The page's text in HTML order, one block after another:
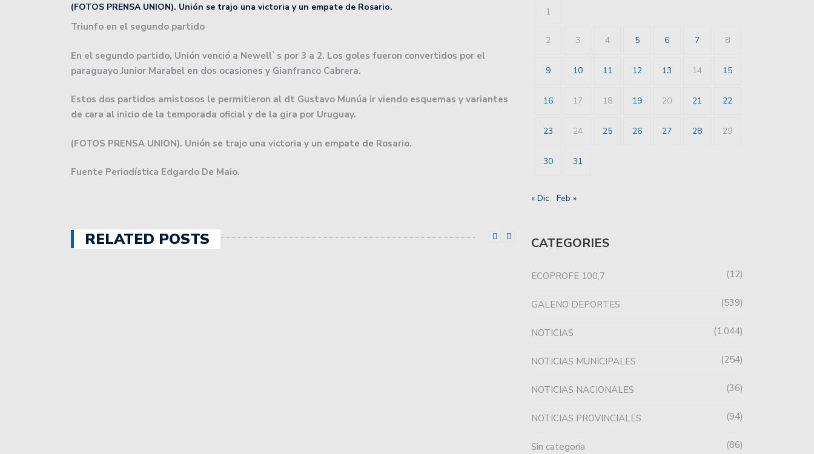
Básquetbol Liga Nacional: volvió a ganar Unión, un triunfazo para soñar con la
salvación.
Lanús le empató a Unión en un partido que terminó con polémica por la Copa de
la Liga.
El impactante codazo que hizo perder el conocimiento a un jugador de Colón:
las lesiones que sufrió.
Colón debutará en la Primera Nacional recibiendo a Defensores Unidos de
Se viene el Oficial 2024 en el básquet asociativo.
Unión intentará seguir su racha cuando esta noche, a partir de las 21.30, reciba
(FOTOS PRENSA UNION). Unión se trajo una victoria y un empate de Rosario.
Triunfo en el segundo partido
En el segundo partido, Unión venció a Newell`s por 3 a 2. Los goles fueron convertidos por el
paraguayo Junior Marabel en dos ocasiones y Gianfranco Cabrera.
Estos dos partidos amistosos le permitieron al dt Gustavo Munúa ir viendo esquemas y variantes
de cara al inicio de la temporada oficial y de la gira por Uruguay.
(FOTOS PRENSA UNION). Unión se trajo una victoria y un empate de Rosario.
Fuente Periodística Edgardo De Maio.
RELATED POSTS
1
2 3 4 5 6 7 8
9 10 11 12 13 14 15
16 17 18 19 20 21 22
23 24 25 26 27 28 29
30 31
« Dic Feb »
CATEGORIES
ECOPROFE 100,7 12
GALENO DEPORTES 539
NOTICIAS 1.044
NOTICIAS MUNICIPALES 254
NOTICIAS NACIONALES 36
NOTICIAS PROVINCIALES 94
Sin categoría 86